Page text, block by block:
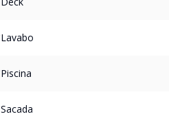
Lavabo
Piscina
Sacada